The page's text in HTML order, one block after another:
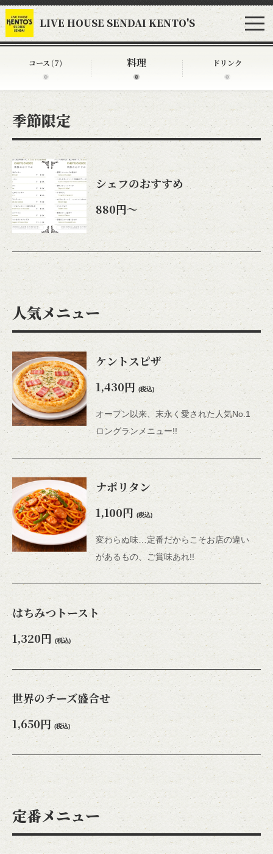
LIVE HOUSE SENDAI KENTO'S
コース (7) 料理 ドリンク
季節限定
シェフのおすすめ
880円～
人気メニュー
ケントスピザ
1,430円 (税込)
オープン以来、末永く愛された人気No.1
ロングランメニュー!!
ナポリタン
1,100円 (税込)
変わらぬ味…定番だからこそお店の違い
があるもの、ご賞味あれ!!
はちみつトースト
1,320円 (税込)
世界のチーズ盛合せ
1,650円 (税込)
定番メニュー